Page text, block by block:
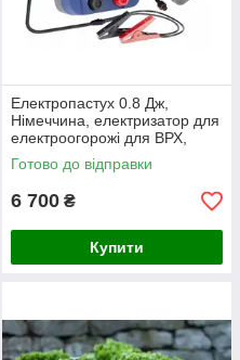
Електропастух 0.8 Дж,
Німеччина, електризатор для
електроогорожі для ВРХ,
коней
Готово до відправки
6 700 ₴
Купити